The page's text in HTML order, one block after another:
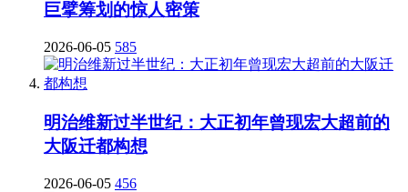
巨擘筹划的惊人密策
2026-06-05 585
明治维新过半世纪：大正初年曾现宏大超前的
大阪迁都构想
2026-06-05 456